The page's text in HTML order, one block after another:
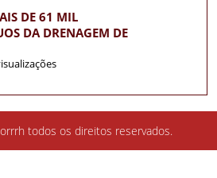
DE 61 MIL
DA DRENAGEM DE
todos os direitos reservados.